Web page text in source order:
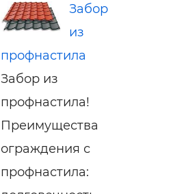
Забор
из
профнастила
Забор из
профнастила!
Преимущества
ограждения с
профнастила: